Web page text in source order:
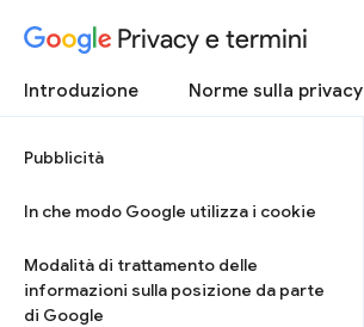
Privacy e termini
Introduzione Norme sulla privacy
Pubblicità
In che modo Google utilizza i cookie
Modalità di trattamento delle
informazioni sulla posizione da parte
di Google